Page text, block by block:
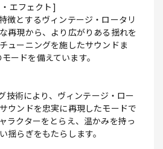
エフェクト]
徴とするヴィンテージ・ロータリ
再現から、より広がりある揺れを
ューニングを施したサウンドま
ードを備えています。
技術により、ヴィンテージ・ロー
ウンドを忠実に再現したモードで
ラクターをとらえ、温かみを持っ
揺らぎをもたらします。